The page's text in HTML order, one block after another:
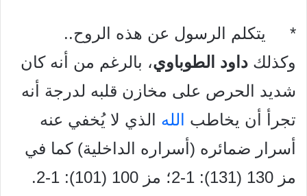
* يتكلم الرسول عن هذه الروح..
وكذلك داود الطوباوي، بالرغم من أنه كان
شديد الحرص على مخازن قلبه لدرجة أنه
تجرأ أن يخاطب
الله الذي لا يُخفي عنه
أسرار ضمائره (أسراره الداخلية) كما في
مز 130 (131): 1-2؛ مز 100 (101): 1-2.